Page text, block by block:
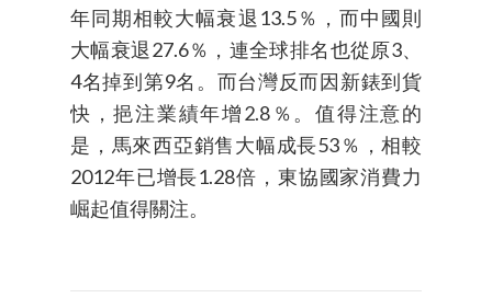
年同期相較大幅衰退13.5％，而中國則
大幅衰退27.6％，連全球排名也從原3、
4名掉到第9名。而台灣反而因新錶到貨
快，挹注業績年增2.8％。值得注意的
是，馬來西亞銷售大幅成長53％，相較
2012年已增長1.28倍，東協國家消費力
崛起值得關注。